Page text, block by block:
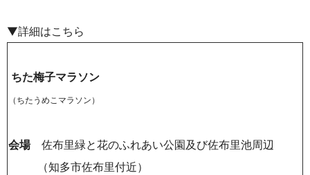
▼詳細はこちら
ちた梅子マラソン
（ちたうめこマラソン）
会場佐布里緑と花のふれあい公園及び佐布里池周辺
（知多市佐布里付近）